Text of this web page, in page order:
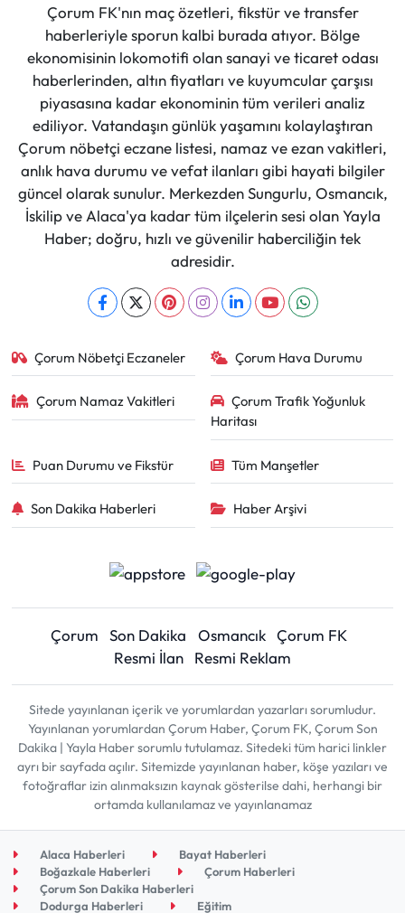
Çorum FK'nın maç özetleri, fikstür ve transfer
haberleriyle sporun kalbi burada atıyor. Bölge
ekonomisinin lokomotifi olan sanayi ve ticaret odası
haberlerinden, altın fiyatları ve kuyumcular çarşısı
piyasasına kadar ekonominin tüm verileri analiz
ediliyor. Vatandaşın günlük yaşamını kolaylaştıran
Çorum nöbetçi eczane listesi, namaz ve ezan vakitleri,
anlık hava durumu ve vefat ilanları gibi hayati bilgiler
güncel olarak sunulur. Merkezden Sungurlu, Osmancık,
İskilip ve Alaca'ya kadar tüm ilçelerin sesi olan Yayla
Haber; doğru, hızlı ve güvenilir haberciliğin tek
adresidir.
Çorum Nöbetçi Eczaneler Çorum Hava Durumu
Çorum Namaz Vakitleri
Çorum Trafik Yoğunluk
Haritası
Puan Durumu ve Fikstür Tüm Manşetler
Son Dakika Haberleri Haber Arşivi
Çorum Son Dakika Osmancık Çorum FK
Resmi İlan
Resmi Reklam
Sitede yayınlanan içerik ve yorumlardan yazarları sorumludur.
Yayınlanan yorumlardan Çorum Haber, Çorum FK, Çorum Son
Dakika | Yayla Haber sorumlu tutulamaz. Sitedeki tüm harici linkler
ayrı bir sayfada açılır. Sitemizde yayınlanan haber, köşe yazıları ve
fotoğraflar izin alınmaksızın kaynak gösterilse dahi, herhangi bir
ortamda kullanılamaz ve yayınlanamaz
Alaca Haberleri
Bayat Haberleri
Boğazkale Haberleri
Çorum Haberleri
Çorum Son Dakika Haberleri
Dodurga Haberleri
Eğitim